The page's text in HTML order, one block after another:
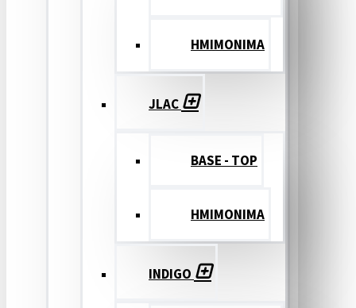
ΗΜΙΜΟΝΙΜΑ
JLAC
BASE - TOP
ΗΜΙΜΟΝΙΜΑ
INDIGO